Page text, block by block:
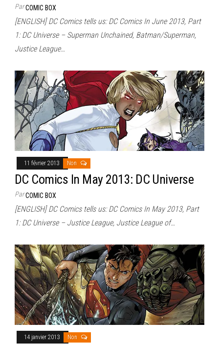
ParCOMIC BOX
[ENGLISH] DC Comics tells us: DC Comics In June 2013, Part
1: DC Universe – Superman Unchained, Batman/Superman,
Justice League…
11 février 2013 Non
DC Comics In May 2013: DC Universe
ParCOMIC BOX
[ENGLISH] DC Comics tells us: DC Comics In May 2013, Part
1: DC Universe – Justice League, Justice League of…
14 janvier 2013 Non